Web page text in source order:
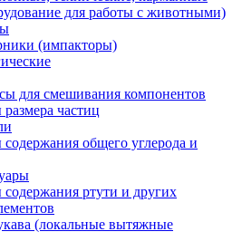
для работы с животными)
(импакторы)
для смешивания компонентов
частиц
общего углерода и
ртути и других
(локальные вытяжные